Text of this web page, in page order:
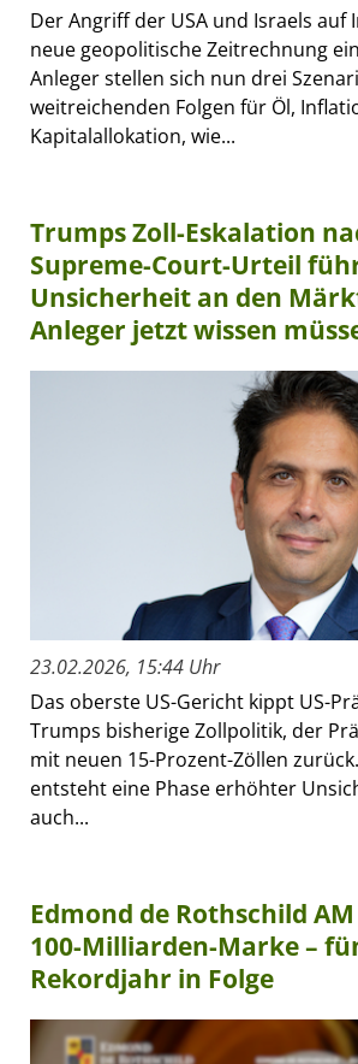
Der Angriff der USA und Israels auf
neue geopolitische Zeitrechnung
Anleger stellen sich nun drei
weitreichenden Folgen für Öl,
Kapitalallokation, wie...
Trumps Zoll-Eskalation
Supreme-Court-Urteil
Unsicherheit an den
Anleger jetzt wissen
23.02.2026, 15:44 Uhr
Das oberste US-Gericht kippt US-
Trumps bisherige Zollpolitik, der
mit neuen 15-Prozent-Zöllen
entsteht eine Phase erhöhter
auch...
Edmond de Rothschild
100-Milliarden-Marke –
Rekordjahr in Folge